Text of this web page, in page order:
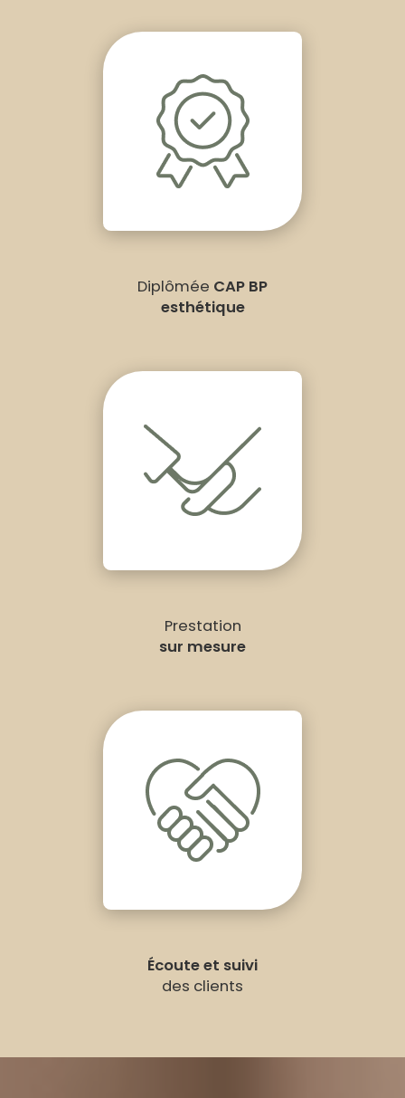
Diplômée CAP BP
esthétique
Prestation
sur mesure
Écoute et suivi
des clients